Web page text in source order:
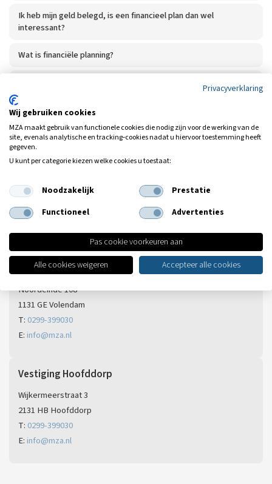
Ik heb mijn geld belegd, is een financieel plan dan wel
interessant?
Wat is financiële planning?
Wat is een beleggingsfonds?
Heeft u nog geen antwoord op uw
vraag?
Neem dan contact met ons op.
Vestiging Volendam
Noordeinde 108
1131 GE Volendam
T: 0299-399030
E: info@mza.nl
Vestiging Hoofddorp
Wijkermeerstraat 3
2131 HB Hoofddorp
T: 0299-399030
E: info@mza.nl
Privacyverklaring
Wij gebruiken cookies
MZA maakt gebruik van functionele cookies die nodig zijn voor de werking van de
site, evenals analytische en tracking‑cookies nadat u hiervoor toestemming heeft
gegeven.
U kunt per categorie kiezen welke cookies u toestaat:
Noodzakelijk
Prestatie
Functioneel
Advertenties
Pas cookie voorkeuren aan
Alle cookies weigeren
Accepteer alle cookies